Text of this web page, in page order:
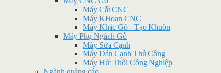
Máy Cắt CNC
Máy KHoan CNC
Máy Khắc Gỗ - Tạo Khuôn
Máy Phụ Ngành Gỗ
Máy Sửa Cạnh
Máy Dán Cạnh Thủ Công
Máy Hút Thổi Công Nghiệp
Ngành quảng cáo